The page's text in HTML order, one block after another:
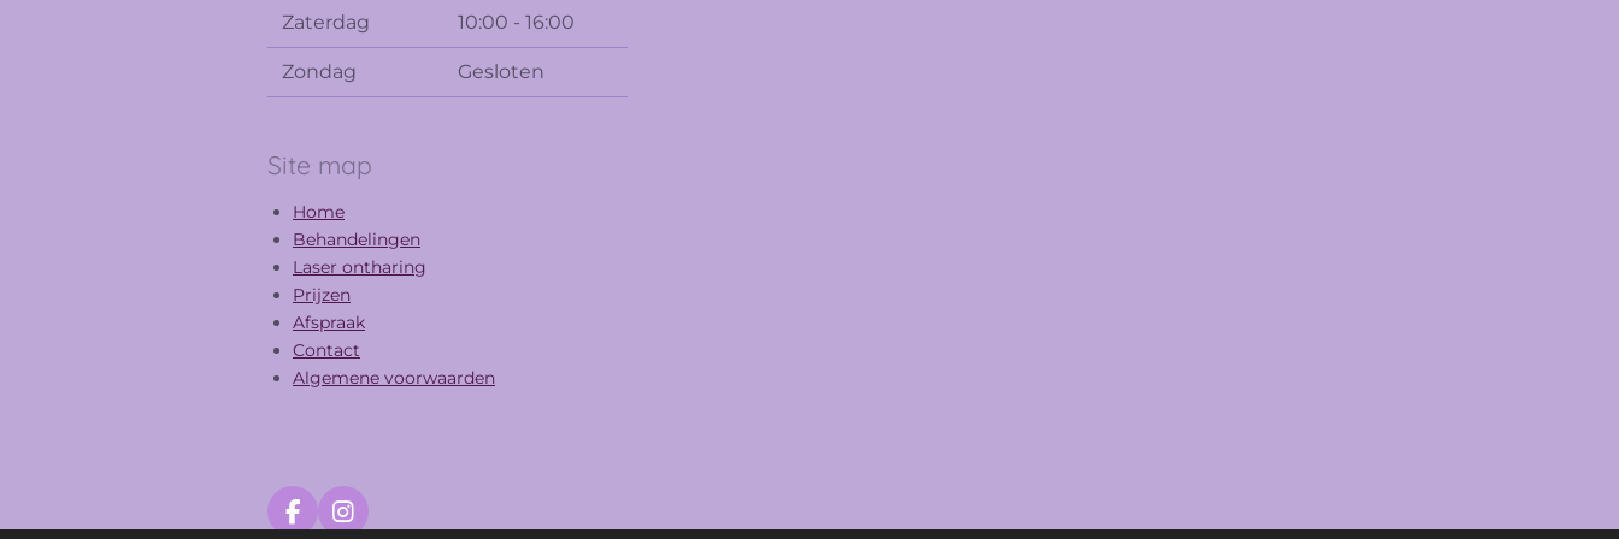
Zaterdag 10:00 - 16:00
Zondag Gesloten
Site map
Home
Behandelingen
Laser ontharing
Prijzen
Afspraak
Contact
Algemene voorwaarden
F
I